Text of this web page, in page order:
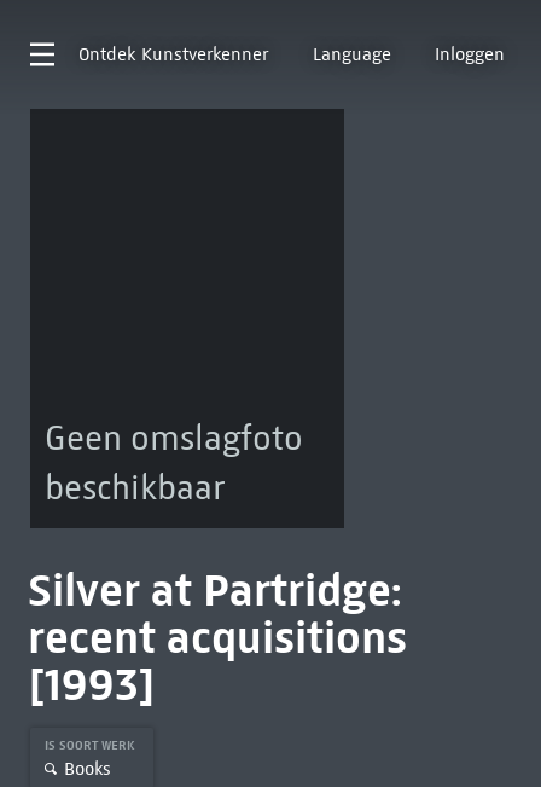
Ontdek Kunstverkenner Language Inloggen
Geen omslagfoto
beschikbaar
Silver at Partridge:
recent acquisitions
[1993]
IS SOORT WERK
Books